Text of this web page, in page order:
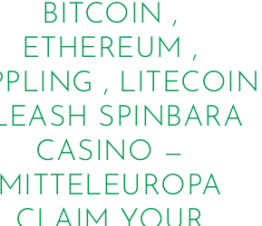
BITCOIN ,
ETHEREUM ,
, LITECOIN
SPINBARA
CASINO —
MITTELEUROPA